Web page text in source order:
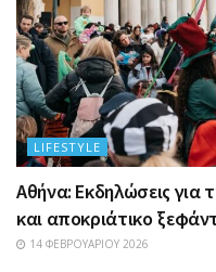
LIFESTYLE
Αθήνα: Εκδηλώσεις για
και αποκριάτικο
14 ΦΕΒΡΟΥΑΡΊΟΥ 2026